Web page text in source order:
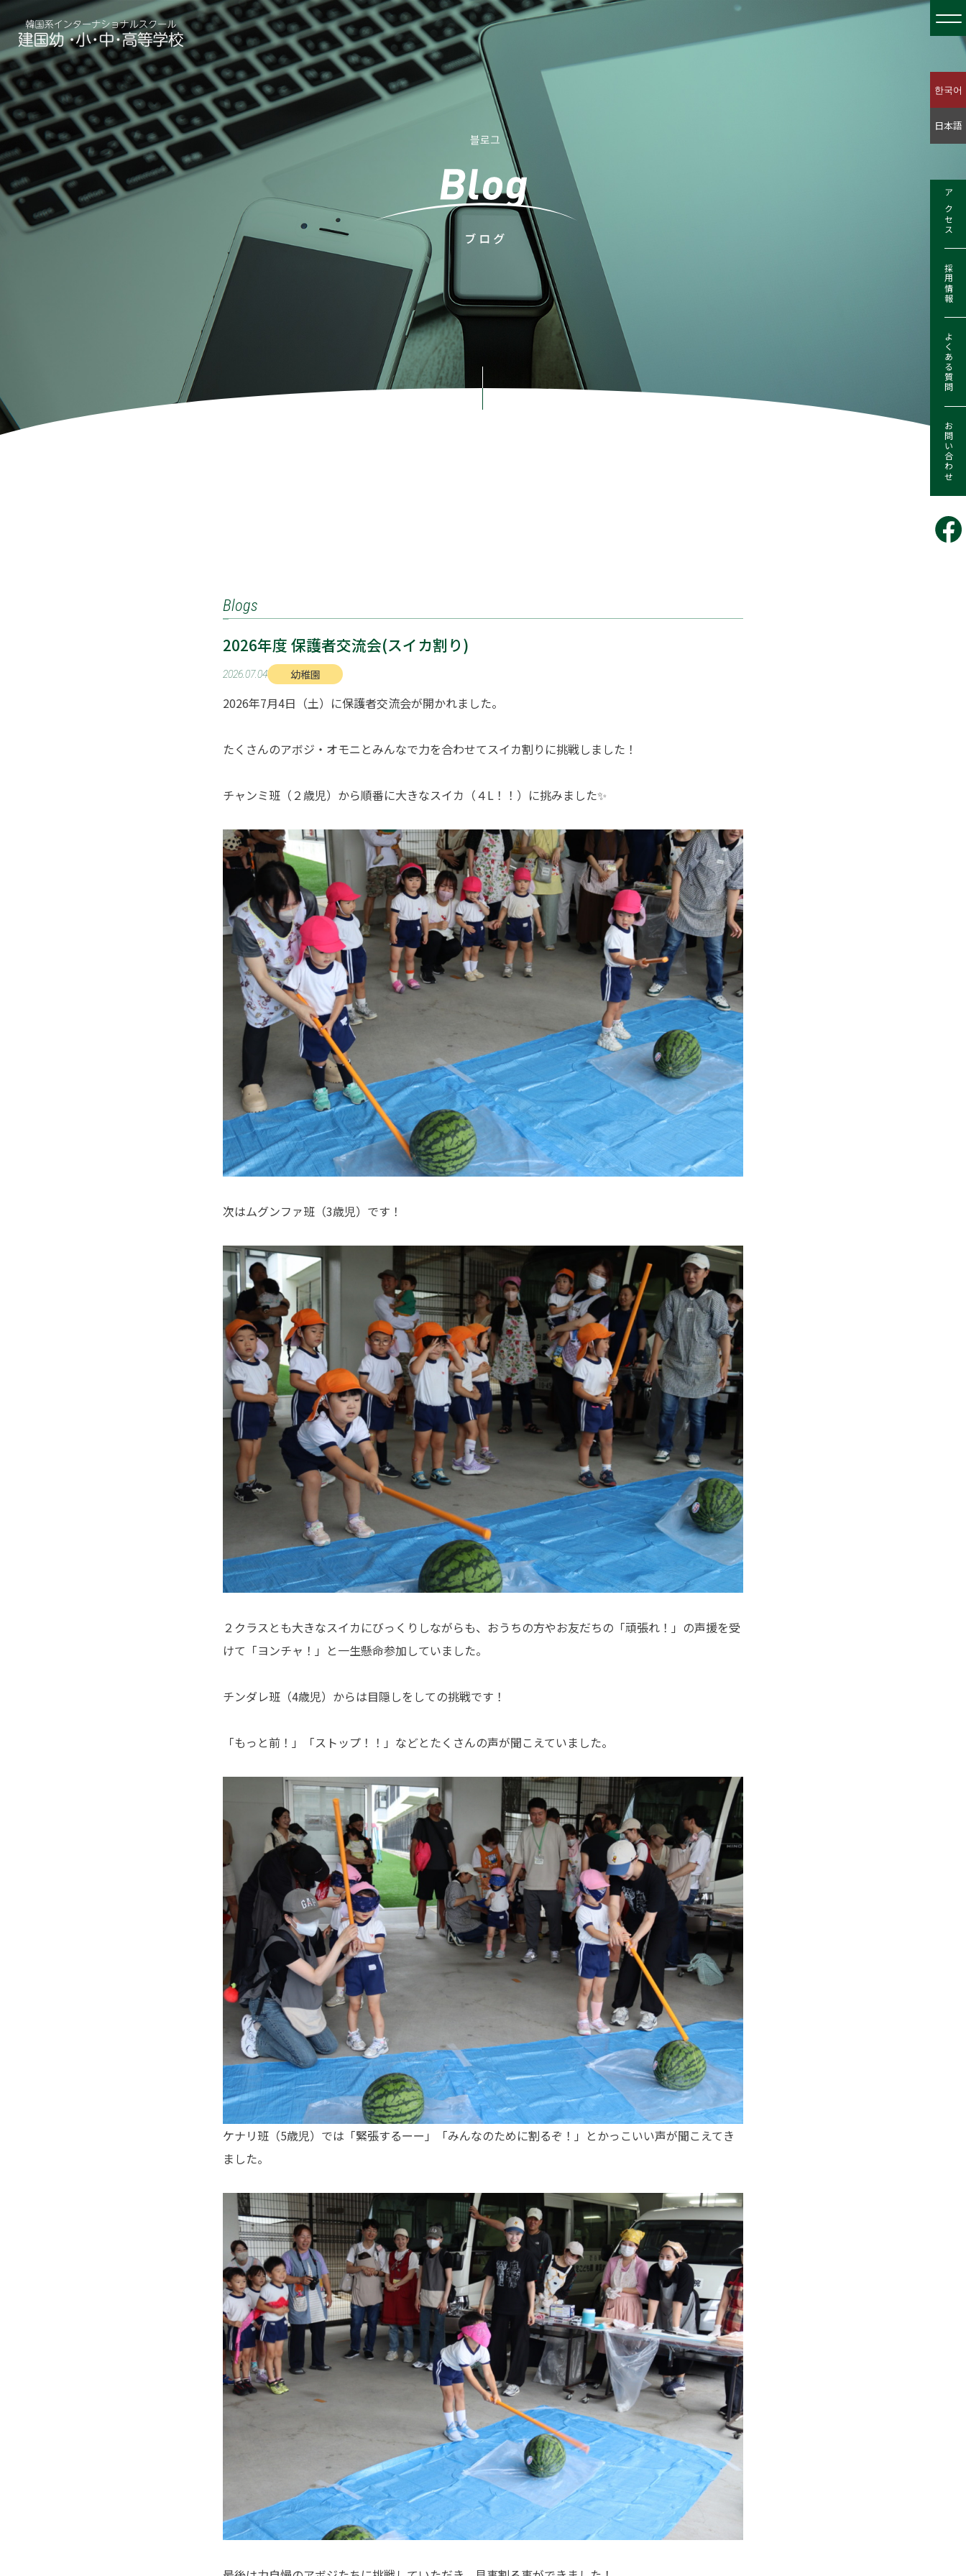
한국어
日本語
アクセス
採用情報
よくある質問
お問い合わせ
Blogs
2026年度 保護者交流会(スイカ割り)
2026.07.04 幼稚園
2026年7月4日（土）に保護者交流会が開かれました。
たくさんのアボジ・オモニとみんなで力を合わせてスイカ割りに挑戦しました！
チャンミ班（２歳児）から順番に大きなスイカ（４L！！）に挑みました✨
次はムグンファ班（3歳児）です！
２クラスとも大きなスイカにびっくりしながらも、おうちの方やお友だちの「頑張れ！」の声援を受
けて「ヨンチャ！」と一生懸命参加していました。
チンダレ班（4歳児）からは目隠しをしての挑戦です！
「もっと前！」「ストップ！！」などとたくさんの声が聞こえていました。
ケナリ班（5歳児）では「緊張するーー」「みんなのために割るぞ！」とかっこいい声が聞こえてき
ました。